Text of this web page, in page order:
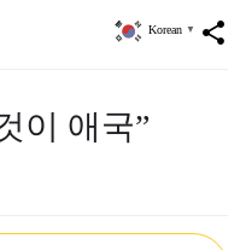
share
Korean ▼
이 애국”